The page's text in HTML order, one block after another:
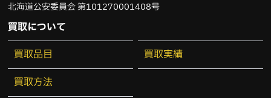
ゼロハリバートン（1）
ダックス（1）
ティファニー
北海道公安委員会 第101270001408号
買取について
買取品目
買取実績
買取方法